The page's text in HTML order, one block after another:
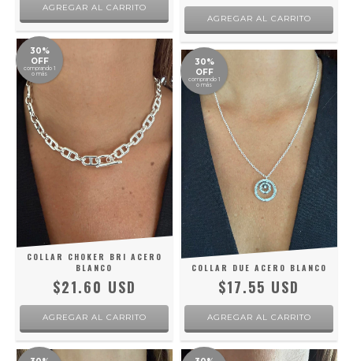
30%
OFF
comprando 1
o más
COLLAR CHOKER BRI ACERO
BLANCO
$21.60 USD
30%
OFF
comprando 1
o más
COLLAR DUE ACERO BLANCO
$17.55 USD